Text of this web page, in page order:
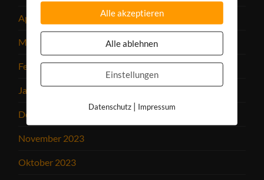
April 2024
März 2024
Februar 2024
Januar 2024
Dezember 2023
November 2023
Oktober 2023
Alle akzeptieren
Alle ablehnen
Einstellungen
Datenschutz| Impressum